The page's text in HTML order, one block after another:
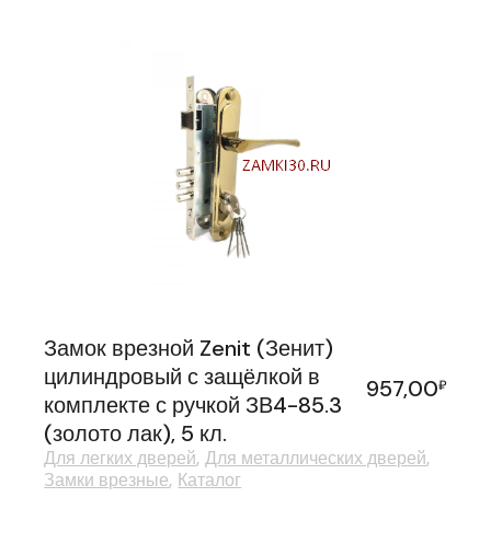
Замок врезной Zenit (Зенит)
цилиндровый с защёлкой в
комплекте с ручкой ЗВ4-85.3
(золото лак), 5 кл.
957,00₽
Для легких дверей Для металлических дверей
Замки врезные Каталог